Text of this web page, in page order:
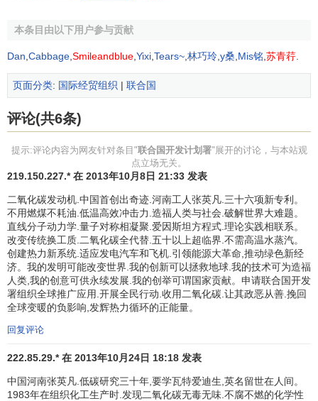
行发展行动计划。
联合国千年发展目标
在2000年9月举行的联合国千年峰会上，189个国家的元
首和政府领导人就《千年宣言》达成了历史性一致，倡导共
同的价值观，明确承诺在2015年以前将全球贫困人口比例减
半。宣言所包含的八项“千年发展目标”（以及相关的18项具体
指数 ）承载了所有国家促进发展的庄严
为了实现重点发展目标，千年发展目标着重强调发达国
家和发展中国家必须共同承担责任，履行义务。全球要为实
现千年发展目标共同努力，因为国际社会的每一位成员的参
与对实现这些目标都具有至关重要的意义。国与国之间需要
相互合作，更要调动全社会的力量，让社会各界，包括政府
部门、私营企业 、民间团体、普通民众以及新闻媒体都参与
消除极端贫困和饥饿
本条目由以下用户参与贡献
Dan Cabbage Smileandblue Yixi Tears~ 林巧玲 y桑 Mis铭 苏青荇
页面分类: 国际经贸组织 | 联合国
评论(共6条)
提示:评论内容为网友针对条目"联合国开发计划署"展开的讨论，与本站观
点立场无关。
219.150.227.* 在 2013年10月8日 21:33 发表
二氧化碳发动机.中国首创出奇迹.河南工人张英凡.三十六项新专利。
不用燃煤不耗油.低温高效冲击力.造福人类与社会.破解世界大难题。
直线分子动力学.量子对称相凝聚.爱因斯坦方程式.理论实践相联系。
改变传统换工质.二氧化碳全代替.五十以上超临界.不需高温水蒸汽。
创建热力新系统.适应发电汽车和飞机.引领能源大革命,推动绿色新经
济。我的发明可能改变世界.我的创新可以拯救地球.我的技术可为造福
人类,我的创意可供永续发展.我的创举可谓国家贡献。申请联合国开发
署组织全球推广应用.开展全民行动.收用二氧化碳.让其政恶从善.挽回
全球变暖的负影响,发辉热力循环的正能量。
回复评论
222.85.29.* 在 2013年10月24日 18:18 发表
中国河南张英凡.低碳研究三十年,要学瓦特爱迪生,英名留世在人间。
1983年在组织化工生产时.发现二氧化碳无毒无味.不腐不燃的化学性